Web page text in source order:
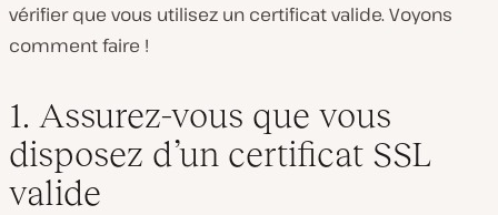
vérifier que vous utilisez un certificat valide. Voyons
comment faire !
1. Assurez-vous que vous
disposez d’un certificat SSL
valide